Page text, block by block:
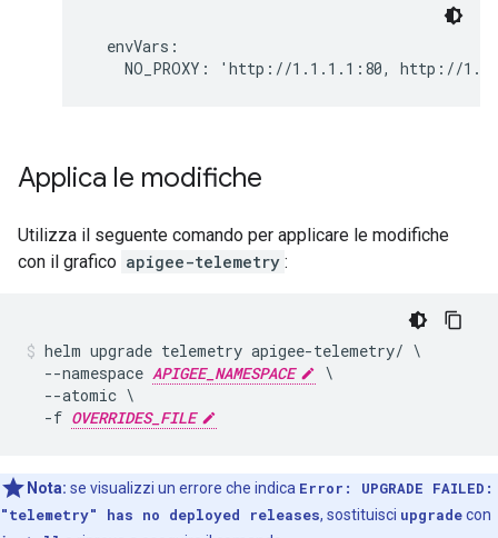
  envVars:
NO_PROXY: 'http://1.1.1.1:80, http://
Applica le modifiche
Utilizza il seguente comando per applicare le modifiche
con il grafico apigee-telemetry :
helm upgrade telemetry apigee-telemetry/ \
  --namespace
APIGEE_NAMESPACE
\
  --atomic \
  -f
OVERRIDES_FILE
Nota: se visualizzi un errore che indica Error: UPGRADE FAILED:
"telemetry" has no deployed releases, sostituisci upgradecon